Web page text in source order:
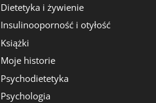
Dietetyka i żywienie
Insulinooporność i otyłość
Książki
Moje historie
Psychodietetyka
Psychologia